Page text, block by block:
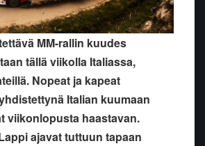
MM-rallin kuudes
tällä viikolla Italiassa,
Nopeat ja kapeat
Italian kuumaan
viikonlopusta haastavan.
ajavat tuttuun tapaan